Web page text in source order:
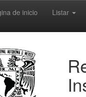
de inicio Listar